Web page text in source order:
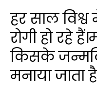
हर साल
रोगी हो रहे
किसके
मनाया जाता है